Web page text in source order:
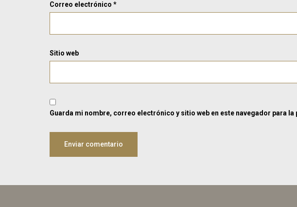
Correo electrónico *
Sitio web
Guarda mi nombre, correo electrónico y sitio web en este navegador para la